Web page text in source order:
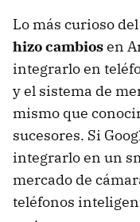
Lo más curioso
hizo cambiosen
integrarlo en
y el sistema de
mismo que
sucesores. Si
integrarlo en un
mercado de
teléfonos